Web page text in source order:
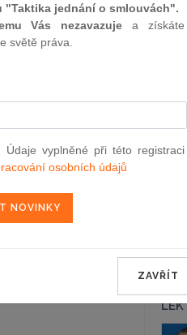
kurz na využití
1) Z. S., zastoupené
správce pozůstalosti,
o dovolání Z. S. proti
29. prosince 2022, č. j.
soudu v Pardubicích
Okresnímu soudu v
jednání o smlouvách".
Vás nezavazuje a získáte
světě práva.
vyplněné při této registraci
osobních údajů
ZAVŘÍT